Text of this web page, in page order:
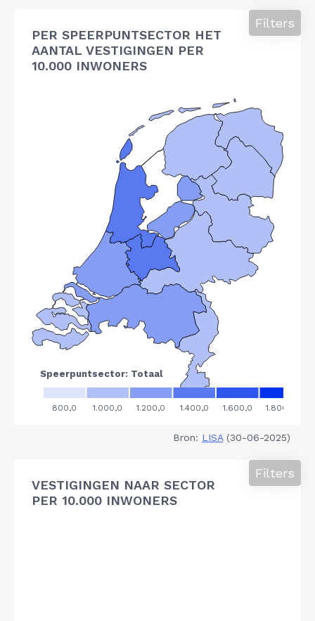
PER SPEERPUNTSECTOR HET
AANTAL VESTIGINGEN PER
10.000 INWONERS
Filters
Bron: LISA(30-06-2025)
VESTIGINGEN NAAR SECTOR
PER 10.000 INWONERS
Filters